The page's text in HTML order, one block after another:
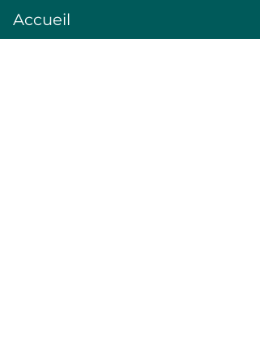
Accueil